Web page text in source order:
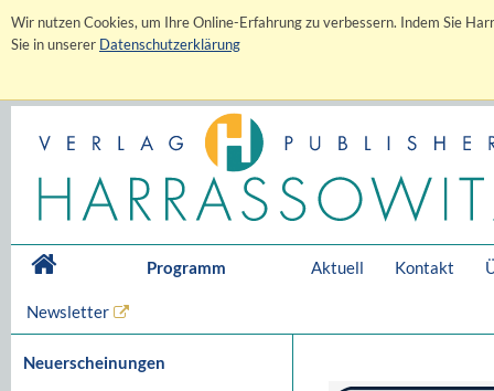
Wir nutzen Cookies, um Ihre Online-Erfahrung zu verbessern. Indem Sie
Sie in unserer Datenschutzerklärung
Programm Aktuell Kontakt
Newsletter
Neuerscheinungen